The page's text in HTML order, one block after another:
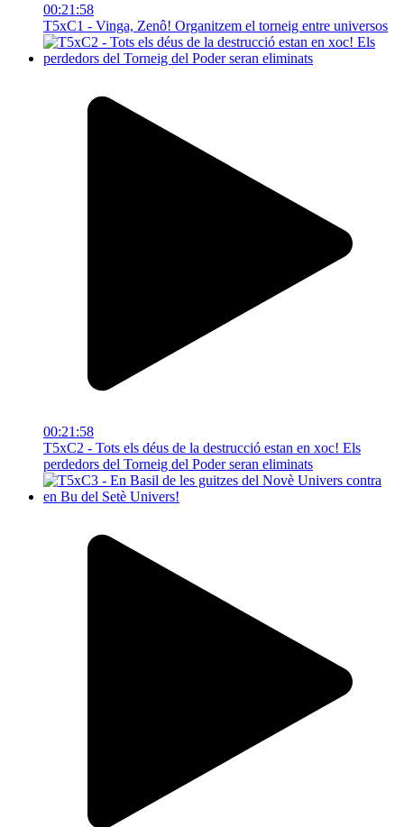
00:21:58
T5xC1 - Vinga, Zenô! Organitzem el torneig entre universos
00:21:58
T5xC2 - Tots els déus de la destrucció estan en xoc! Els
perdedors del Torneig del Poder seran eliminats